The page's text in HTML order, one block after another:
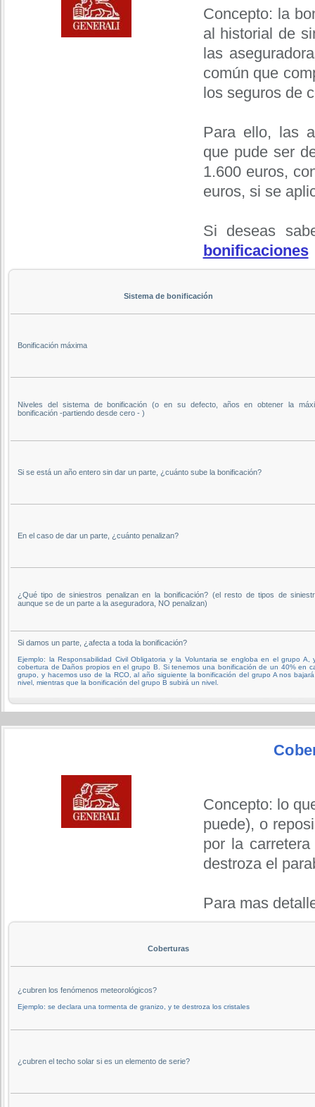
Concepto: la
al historial de
las
común que
los seguros de
Para ello, las
que pude ser
1.600 euros,
euros, si se
Si deseas
bonificaciones
Sistema de bonificación
Bonificación máxima
Niveles del sistema de bonificación (o en su defecto, años en obtener la
bonificación -partiendo desde cero - )
Si se está un año entero sin dar un parte, ¿cuánto sube la bonificación?
En el caso de dar un parte, ¿cuánto penalizan?
¿Qué tipo de siniestros penalizan en la bonificación? (el resto de tipos de
aunque se de un parte a la aseguradora, NO penalizan)
Si damos un parte, ¿afecta a toda la bonificación?
Ejemplo: la Responsabilidad Civil Obligatoria y la Voluntaria se engloba en el grupo A,
cobertura de Daños propios en el grupo B. Si tenemos una bonificación de un 40% en
grupo, y hacemos uso de la RCO, al año siguiente la bonificación del grupo A nos
nivel, mientras que la bonificación del grupo B subirá un nivel.
Concepto: lo
puede), o
por la
destroza el
Para mas
Coberturas
¿cubren los fenómenos meteorológicos?
Ejemplo: se declara una tormenta de granizo, y te destroza los cristales
¿cubren el techo solar si es un elemento de serie?